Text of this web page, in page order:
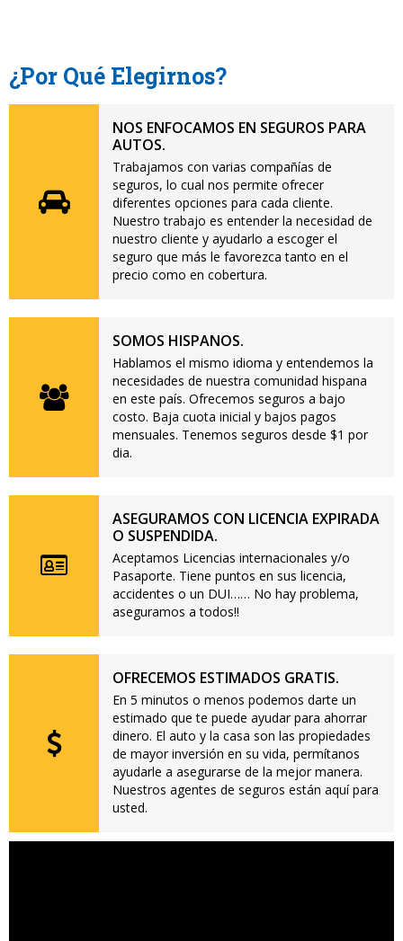
¿Por Qué Elegirnos?
NOS ENFOCAMOS EN SEGUROS PARA
AUTOS.
Trabajamos con varias compañías de
seguros, lo cual nos permite ofrecer
diferentes opciones para cada cliente.
Nuestro trabajo es entender la necesidad de
nuestro cliente y ayudarlo a escoger el
seguro que más le favorezca tanto en el
precio como en cobertura.
SOMOS HISPANOS.
Hablamos el mismo idioma y entendemos la
necesidades de nuestra comunidad hispana
en este país. Ofrecemos seguros a bajo
costo. Baja cuota inicial y bajos pagos
mensuales. Tenemos seguros desde $1 por
dia.
ASEGURAMOS CON LICENCIA EXPIRADA
O SUSPENDIDA.
Aceptamos Licencias internacionales y/o
Pasaporte. Tiene puntos en sus licencia,
accidentes o un DUI…… No hay problema,
aseguramos a todos!!
OFRECEMOS ESTIMADOS GRATIS.
En 5 minutos o menos podemos darte un
estimado que te puede ayudar para ahorrar
dinero. El auto y la casa son las propiedades
de mayor inversión en su vida, permítanos
ayudarle a asegurarse de la mejor manera.
Nuestros agentes de seguros están aquí para
usted.